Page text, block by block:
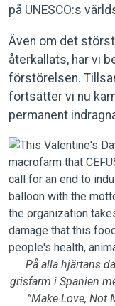
på UNESCO:s
Även om det
återkallats, har vi
förstörelsen.
fortsätter vi nu
permanent
På alla hjärtans
grisfarm i Spanien
”Make Love, Not